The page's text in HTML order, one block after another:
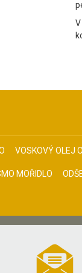
VOSKOVÝ OLEJ
MOŘIDLO